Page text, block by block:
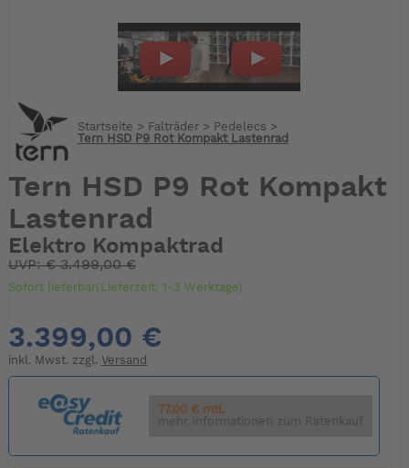
Startseite > Falträder> Pedelecs >
Tern HSD P9 Rot Kompakt Lastenrad
Tern HSD P9 Rot Kompakt
Lastenrad
Elektro Kompaktrad
UVP:€3.499,00 €
Sofort lieferbar(Lieferzeit: 1-3 Werktage)
3.399,00 €
inkl. Mwst. zzgl. Versand
77.00 € mtl.
mehr Informationen zum Ratenkauf